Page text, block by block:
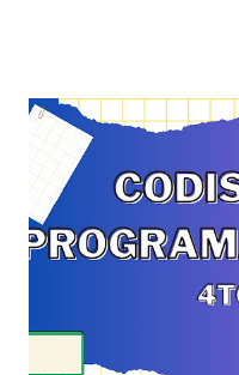
herramienta que acompañe
aula, cuya estructura
estudiantes, ir marcando
necesidades y las de su
creadores de estos
dedicacion y trabajo
didacticas, recuerden que